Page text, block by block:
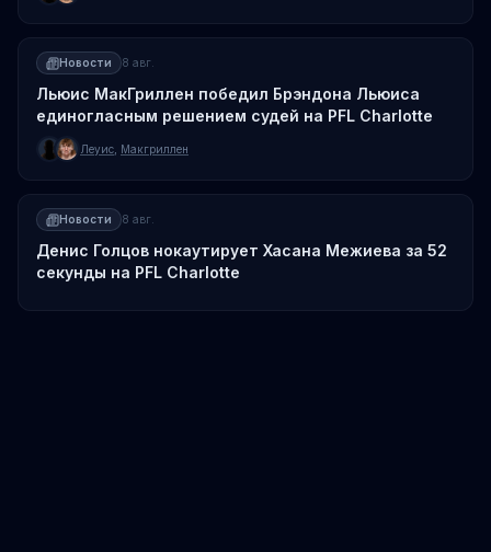
Новости 8 авг.
Льюис МакГриллен победил Брэндона Льюиса
единогласным решением судей на PFL Charlotte
Леуис Макгриллен
Новости 8 авг.
Денис Голцов нокаутирует Хасана Межиева за 52
секунды на PFL Charlotte